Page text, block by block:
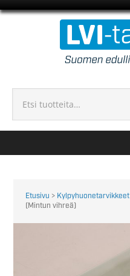
Etusivu > Kylpyhuonetarvikkeet
(Mintun vihreä)